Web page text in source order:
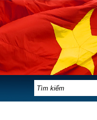
BIỂU MẪU TÌM KIẾM